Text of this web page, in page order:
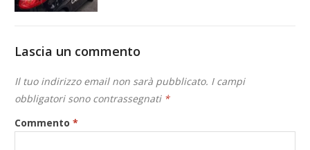
Lascia un commento
Il tuo indirizzo email non sarà pubblicato. I campi
obbligatori sono contrassegnati *
Commento*